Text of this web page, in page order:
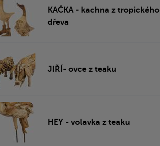
KAČKA - kachna z tropického
dřeva
JIŘÍ- ovce z teaku
HEY - volavka z teaku